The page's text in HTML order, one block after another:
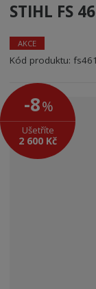
t
r
n
a
STIHL FS
AKCE
Kód produktu:
-8%
Ušetříte
2 600 Kč